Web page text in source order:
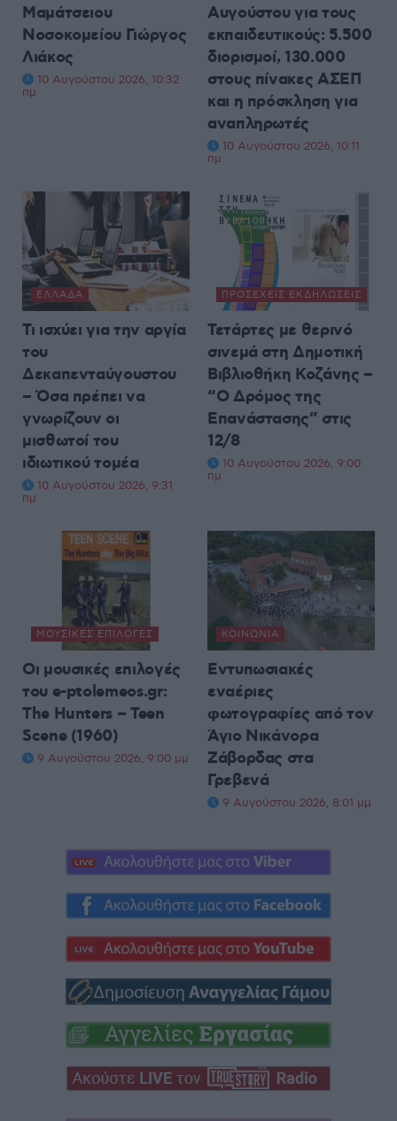
Μαμάτσειου
Νοσοκομείου Γιώργος
Λιάκος
10 Αυγούστου 2026, 10:32
πμ
Αυγούστου για τους
εκπαιδευτικούς: 5.500
διορισμοί, 130.000
στους πίνακες ΑΣΕΠ
και η πρόσκληση για
αναπληρωτές
10 Αυγούστου 2026, 10:11
πμ
ΕΛΛΆΔΑ
Τι ισχύει για την αργία
του
Δεκαπενταύγουστου
– Όσα πρέπει να
γνωρίζουν οι
μισθωτοί του
ιδιωτικού τομέα
10 Αυγούστου 2026, 9:31
πμ
ΠΡΟΣΕΧΕΊΣ ΕΚΔΗΛΏΣΕΙΣ
Τετάρτες με θερινό
σινεμά στη Δημοτική
Βιβλιοθήκη Κοζάνης –
“Ο Δρόμος της
Επανάστασης” στις
12/8
10 Αυγούστου 2026, 9:00
πμ
ΜΟΥΣΙΚΈΣ ΕΠΙΛΟΓΈΣ
Οι μουσικές επιλογές
του e-ptolemeos.gr:
The Hunters – Teen
Scene (1960)
9 Αυγούστου 2026, 9:00 μμ
ΚΟΙΝΩΝΊΑ
Εντυπωσιακές
εναέριες
φωτογραφίες από τον
Άγιο Νικάνορα
Ζάβορδας στα
Γρεβενά
9 Αυγούστου 2026, 8:01 μμ